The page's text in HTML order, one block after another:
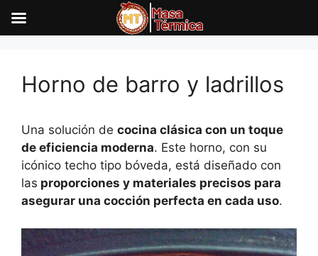
contenido
Horno de barro y ladrillos
Una solución de cocina clásica con un toque
de eficiencia moderna. Este horno, con su
icónico techo tipo bóveda, está diseñado con
las proporciones y materiales precisos para
asegurar una cocción perfecta en cada uso.